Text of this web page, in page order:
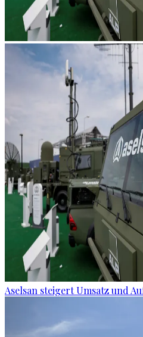
Aselsan steigert Umsatz und